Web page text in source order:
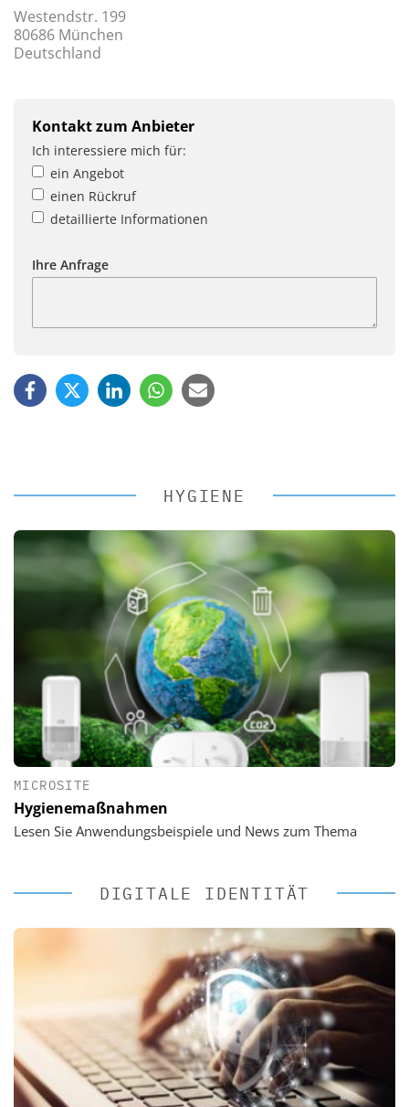
Westendstr. 199
80686 München
Deutschland
Kontakt zum Anbieter
Ich interessiere mich für:
ein Angebot
einen Rückruf
detaillierte Informationen
Ihre Anfrage
HYGIENE
MICROSITE
Hygienemaßnahmen
Lesen Sie Anwendungsbeispiele und News zum Thema
DIGITALE IDENTITÄT